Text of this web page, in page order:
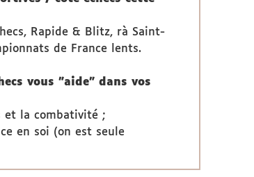
Rapide & Blitz, rà Saint-
de France lents.
vous "aide" dans vos
et la combativité ;
en soi (on est seule